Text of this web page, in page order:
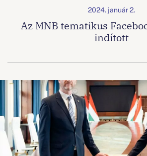
2024. január 2.
Az MNB tematikus
indított